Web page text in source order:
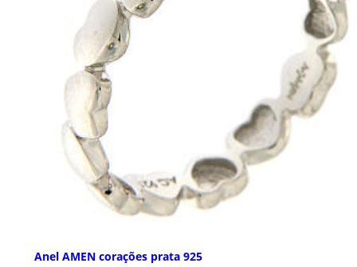
Anel AMEN corações prata 925